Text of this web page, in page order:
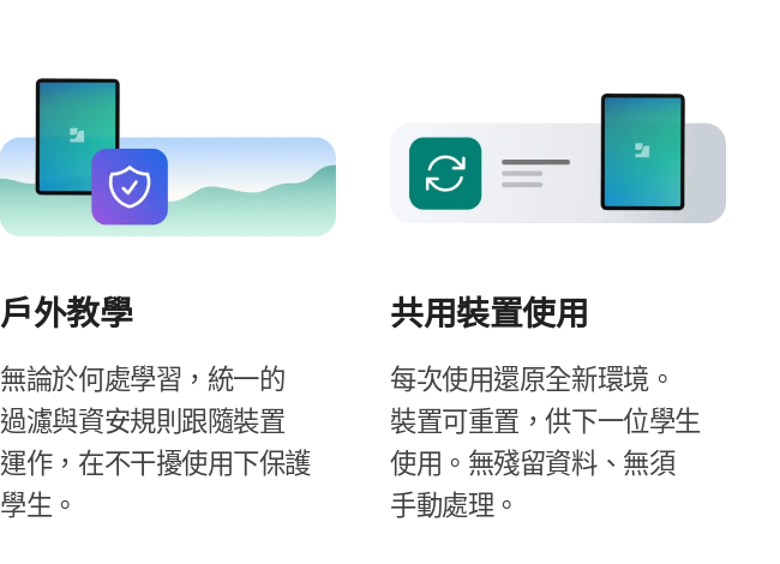
戶​外教學
無論​於​何處​學習，​統一​的​
過濾​與​資安規​則​跟​隨​裝置​
運作，​在​不干擾​使用​下​保護​
學生。
共用​裝置​使用
每​次​使用​還​原​全​新​環境。​
裝置​可​重置，​供下​一​位​學生​
使用。​無殘​留​資料、​無須​
手動​處理。